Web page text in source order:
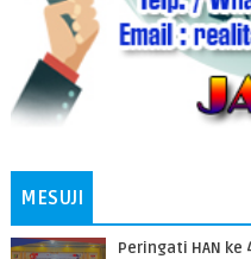
MESUJI
Peringati HAN ke